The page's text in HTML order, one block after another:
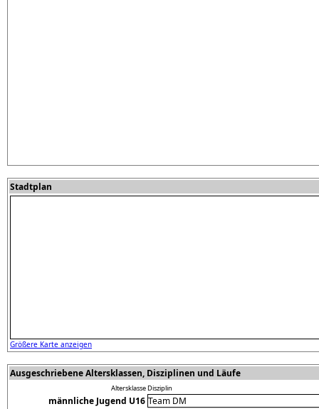
Stadtplan
Größere Karte anzeigen
Ausgeschriebene Altersklassen, Disziplinen und Läufe
AltersklasseDisziplin
männliche Jugend U16 Team DM